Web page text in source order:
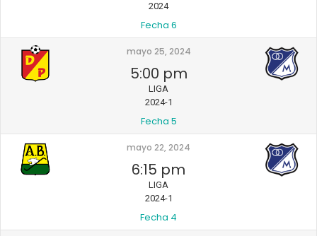
2024
Fecha 6
mayo 25, 2024
5:00 pm
LIGA
2024-1
Fecha 5
mayo 22, 2024
6:15 pm
LIGA
2024-1
Fecha 4